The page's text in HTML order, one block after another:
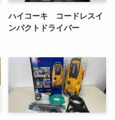
ハイコーキ コードレスイ
ンパクトドライバー